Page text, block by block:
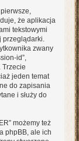
że aplikacja
tekstowymi
przeglądarki.
zwany
id”,
Trzecie
jeden temat
do zapisania
i służy do
możemy też
phpBB, ale ich